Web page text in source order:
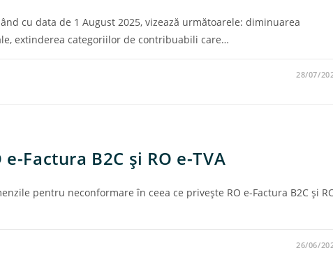
cu data de 1 August 2025, vizează următoarele: diminuarea
extinderea categoriilor de contribuabili care…
28/07/
Factura B2C şi RO e-TVA
pentru neconformare în ceea ce priveşte RO e-Factura B2C şi
26/06/